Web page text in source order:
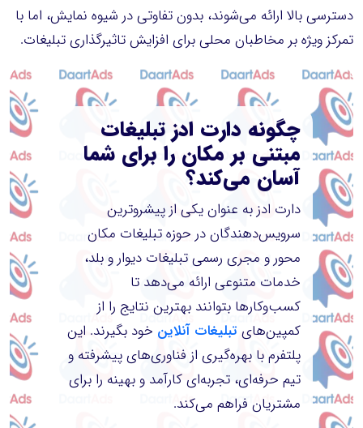
دسترسی بالا ارائه می‌شوند، بدون تفاوتی در شیوه نمایش، اما با
تمرکز ویژه بر مخاطبان محلی برای افزایش تاثیرگذاری تبلیغات.
چگونه دارت ادز تبلیغات
مبتنی بر مکان را برای شما
آسان می‌کند؟
دارت ادز به عنوان یکی از پیشروترین
سرویس‌دهندگان در حوزه تبلیغات مکان
محور و مجری رسمی تبلیغات دیوار و بلد،
خدمات متنوعی ارائه می‌دهد تا
کسب‌وکارها بتوانند بهترین نتایج را از
کمپین‌های تبلیغات آنلاین خود بگیرند. این
پلتفرم با بهره‌گیری از فناوری‌های پیشرفته و
تیم حرفه‌ای، تجربه‌ای کارآمد و بهینه را برای
مشتریان فراهم می‌کند.